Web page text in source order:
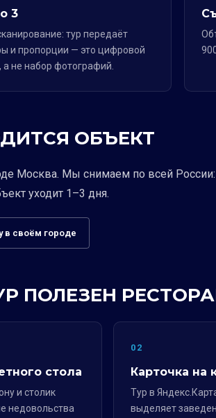
3
тур передаёт
и пропорции — это цифровой
не набор фотографий.
ОБЪЕКТ
Москва. Мы снимаем по всей
уходит 1–3 дня.
в своём городе
ПОЛЕЗЕН
стола
и столик
недовольства
02
Карточка на
Тур в
выделяет